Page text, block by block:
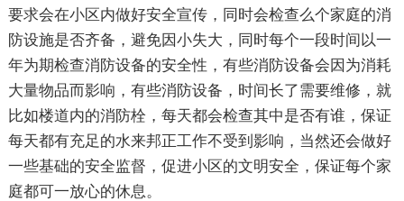
要求会在小区内做好安全宣传，同时会检查么个家庭的消
防设施是否齐备，避免因小失大，同时每个一段时间以一
年为期检查消防设备的安全性，有些消防设备会因为消耗
大量物品而影响，有些消防设备，时间长了需要维修，就
比如楼道内的消防栓，每天都会检查其中是否有谁，保证
每天都有充足的水来邦正工作不受到影响，当然还会做好
一些基础的安全监督，促进小区的文明安全，保证每个家
庭都可一放心的休息。